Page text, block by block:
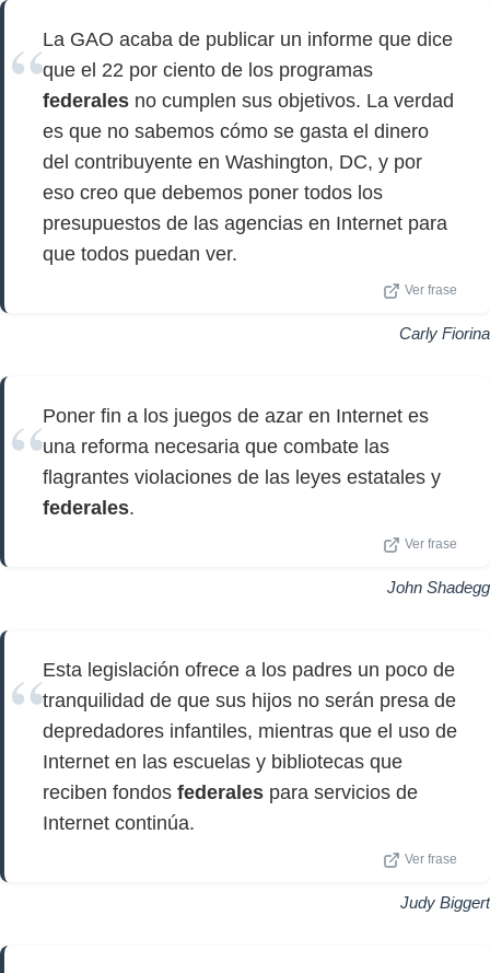
La GAO acaba de publicar un informe que dice
que el 22 por ciento de los programas
federales no cumplen sus objetivos. La verdad
es que no sabemos cómo se gasta el dinero
del contribuyente en Washington, DC, y por
eso creo que debemos poner todos los
presupuestos de las agencias en Internet para
que todos puedan ver.
Ver frase
Carly Fiorina
Poner fin a los juegos de azar en Internet es
una reforma necesaria que combate las
flagrantes violaciones de las leyes estatales y
federales.
Ver frase
John Shadegg
Esta legislación ofrece a los padres un poco de
tranquilidad de que sus hijos no serán presa de
depredadores infantiles, mientras que el uso de
Internet en las escuelas y bibliotecas que
reciben fondos federales para servicios de
Internet continúa.
Ver frase
Judy Biggert